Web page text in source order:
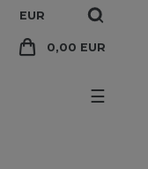
EUR
0,00 EUR
☰